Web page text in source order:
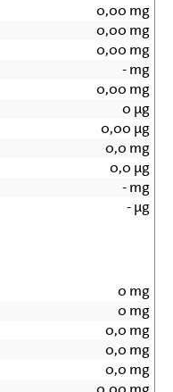
0,00 mg
0,00 mg
0,00 mg
-mg
0,00 mg
0 µg
0,00 µg
0,0 mg
0,0 µg
-mg
-µg
0 mg
0 mg
0,0 mg
0,0 mg
0,0 mg